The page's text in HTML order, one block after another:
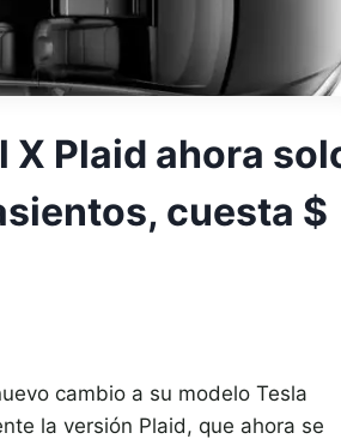
X Plaid ahora
cuesta $
cambio a su modelo Tesla
la versión Plaid, que ahora se